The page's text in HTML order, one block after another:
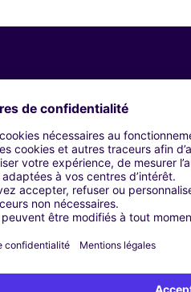
Agences